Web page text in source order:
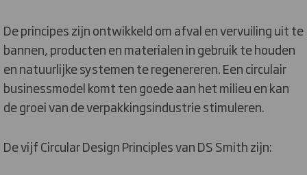
De principes zijn ontwikkeld om afval en vervuiling uit te
bannen, producten en materialen in gebruik te houden
en natuurlijke systemen te regenereren. Een circulair
businessmodel komt ten goede aan het milieu en kan
de groei van de verpakkingsindustrie stimuleren.
De vijf Circular Design Principles van DS Smith zijn: